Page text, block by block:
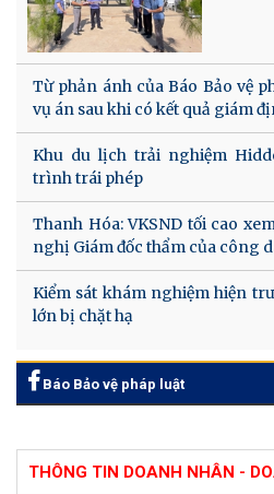
Từ phản ánh của Báo Bảo vệ
vụ án sau khi có kết quả giám
Khu du lịch trải nghiệm
trình trái phép
Thanh Hóa: VKSND tối cao
nghị Giám đốc thẩm của công
Kiểm sát khám nghiệm hiện
lớn bị chặt hạ
Báo Bảo vệ pháp luật
THÔNG TIN DOANH NHÂN -